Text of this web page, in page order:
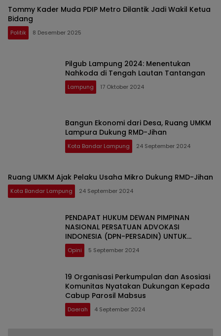
Tommy Kader Muda PDIP Metro Dilantik Jadi Wakil Ketua
Bidang
Politik 8 Desember 2025
Pilgub Lampung 2024: Menentukan
Nahkoda di Tengah Lautan Tantangan
Lampung 17 Oktober 2024
Bangun Ekonomi dari Desa, Ruang UMKM
Lampura Dukung RMD-Jihan
Kota Bandar Lampung 24 September 2024
Ruang UMKM Ajak Pelaku Usaha Mikro Dukung RMD-Jihan
Kota Bandar Lampung 24 September 2024
PENDAPAT HUKUM DEWAN PIMPINAN
NASIONAL PERSATUAN ADVOKASI
INDONESIA (DPN-PERSADIN) UNTUK
DEMOKRASI INDONESIA
Opini 5 September 2024
19 Organisasi Perkumpulan dan Asosiasi
Komunitas Nyatakan Dukungan Kepada
Cabup Parosil Mabsus
Daerah 4 September 2024